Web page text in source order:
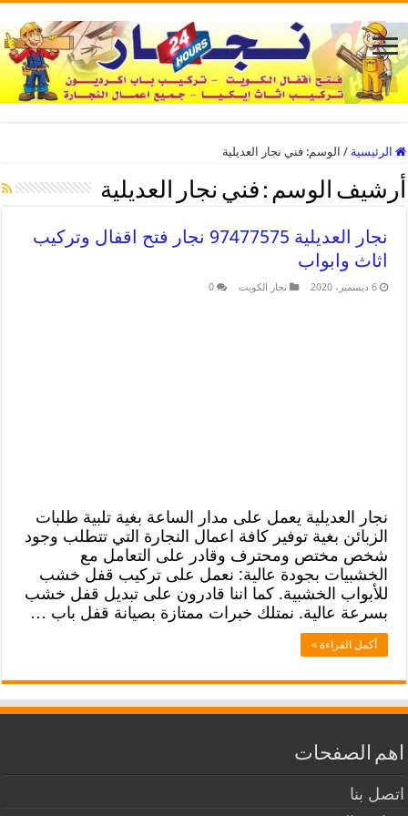
الرئيسية / الوسم:فني نجار العديلية
أرشيف الوسم : فني نجار العديلية
نجار العديلية 97477575 نجار فتح اقفال وتركيب
اثاث وابواب
6 ديسمبر، 2020 نجار الكويت 0
نجار العديلية يعمل على مدار الساعة بغية تلبية طلبات
الزبائن بغية توفير كافة اعمال النجارة التي تتطلب وجود
شخص مختص ومحترف وقادر على التعامل مع
الخشبيات بجودة عالية: نعمل على تركيب قفل خشب
للأبواب الخشبية. كما اننا قادرون على تبديل قفل خشب
بسرعة عالية. نمتلك خبرات ممتازة بصيانة قفل باب …
أكمل القراءة »
اهم الصفحات
اتصل بنا